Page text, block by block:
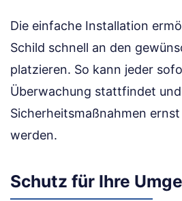
Die einfache Installation
Schild schnell an den
platzieren. So kann jeder
Überwachung stattfindet
Sicherheitsmaßnahmen
werden.
Schutz für Ihre